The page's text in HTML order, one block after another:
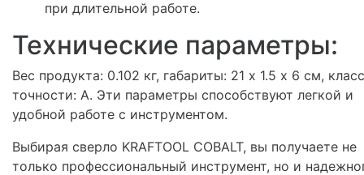
при длительной работе.
Технические параметры:
Вес продукта: 0.102 кг, габариты: 21 х 1.5 х 6 см, класс
точности: А. Эти параметры способствуют легкой и
удобной работе с инструментом.
Выбирая сверло KRAFTOOL COBALT, вы получаете не
только профессиональный инструмент, но и